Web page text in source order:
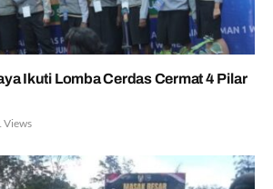
Ikuti Lomba Cerdas Cermat 4 Pilar
Views